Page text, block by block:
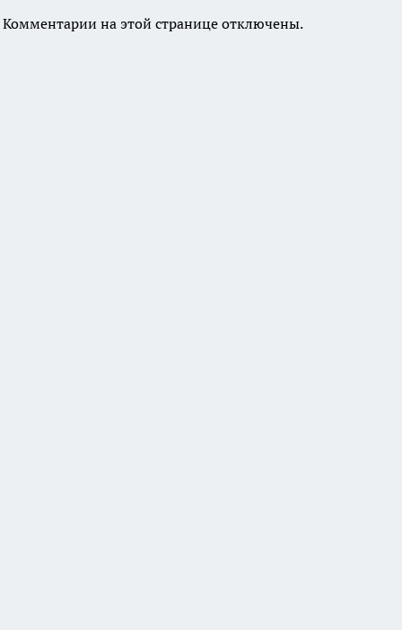
Комментарии на этой странице отключены.